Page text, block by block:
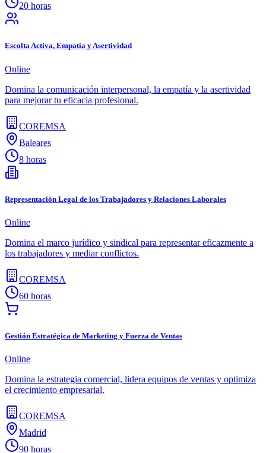
20 horas
Escolta Activa, Empatia y Asertividad
Online
Domina la comunicación interpersonal, la empatía y la asertividad
para mejorar tu eficacia profesional.
COREMSA
Baleares
8 horas
Representación Legal de los Trabajadores y Relaciones Laborales
Online
Domina el marco jurídico y sindical para representar eficazmente a
los trabajadores y mediar conflictos.
COREMSA
60 horas
Gestión Estratégica de Marketing y Fuerza de Ventas
Online
Domina la estrategia comercial, lidera equipos de ventas y optimiza
el crecimiento empresarial.
COREMSA
Madrid
90 horas